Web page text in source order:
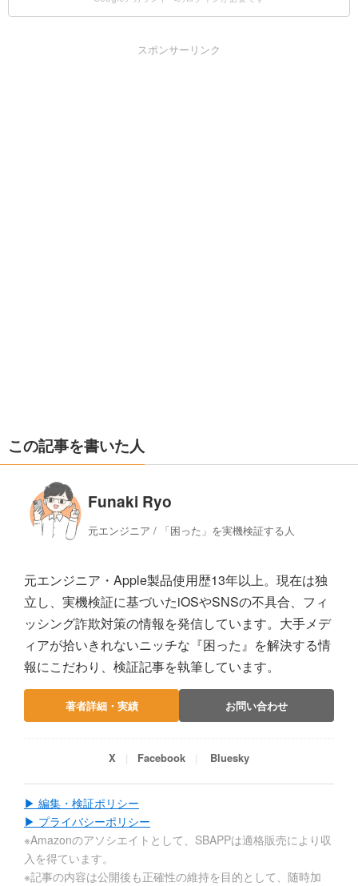
スポンサーリンク
この記事を書いた人
Funaki Ryo
元エンジニア / 「困った」を実機検証する人
元エンジニア・Apple製品使用歴13年以上。現在は独
立し、実機検証に基づいたiOSやSNSの不具合、フィ
ッシング詐欺対策の情報を発信しています。大手メデ
ィアが拾いきれないニッチな『困った』を解決する情
報にこだわり、検証記事を執筆しています。
著者詳細・実績 お問い合わせ
X Facebook Bluesky
▶ 編集・検証ポリシー
▶ プライバシーポリシー
※Amazonのアソシエイトとして、SBAPPは適格販売により収
入を得ています。
※記事の内容は公開後も正確性の維持を目的として、随時加